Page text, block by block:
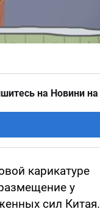
на Новини на
карикатуре
у
сил Китая.